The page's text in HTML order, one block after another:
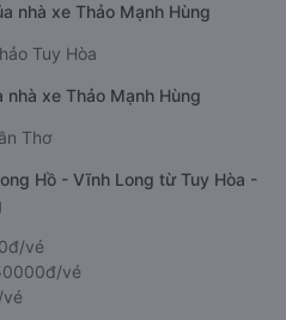
nhà xe Thảo Mạnh Hùng
Tuy Hòa
xe Thảo Mạnh Hùng
Thơ
Hồ - Vĩnh Long từ Tuy Hòa -
vé
vé